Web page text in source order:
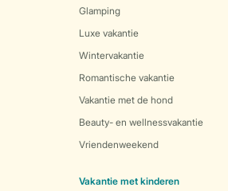
Glamping
Luxe vakantie
Wintervakantie
Romantische vakantie
Vakantie met de hond
Beauty- en wellnessvakantie
Vriendenweekend
Vakantie met kinderen